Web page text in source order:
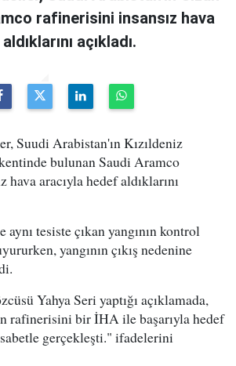
rafinerisini insansız hava
açıkladı.
Suudi Arabistan'ın Kızıldeniz
bulunan Saudi Aramco
aracıyla hedef aldıklarını
tesiste çıkan yangının kontrol
yangının çıkış nedenine
Yahya Seri yaptığı açıklamada,
rafinerisini bir İHA ile başarıyla hedef
gerçekleşti." ifadelerini